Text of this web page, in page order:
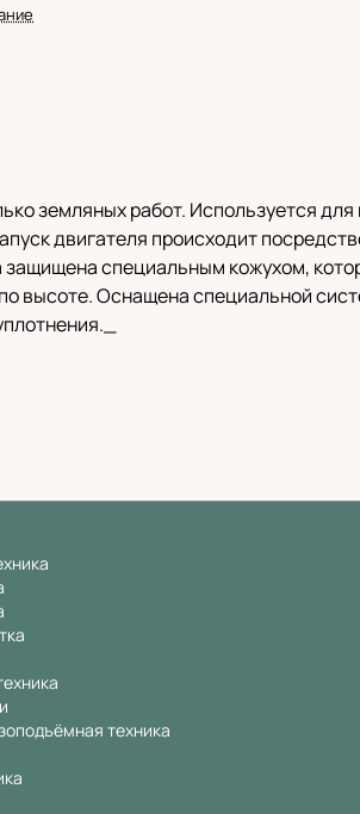
земляных работ. Используется для
двигателя происходит
специальным кожухом,
высоте. Оснащена специальной
техника